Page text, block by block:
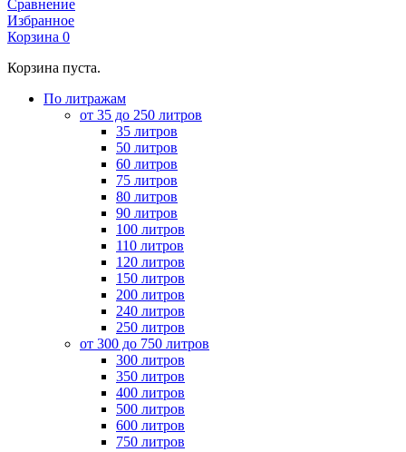
Сравнение
Избранное
Корзина 0
Корзина пуста.
По литражам
от 35 до 250 литров
35 литров
50 литров
60 литров
75 литров
80 литров
90 литров
100 литров
110 литров
120 литров
150 литров
200 литров
240 литров
250 литров
от 300 до 750 литров
300 литров
350 литров
400 литров
500 литров
600 литров
750 литров